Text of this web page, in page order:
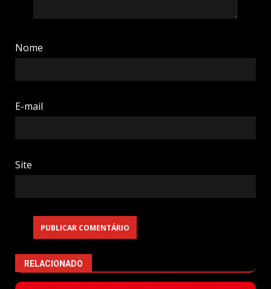
Nome
E-mail
Site
RELACIONADO